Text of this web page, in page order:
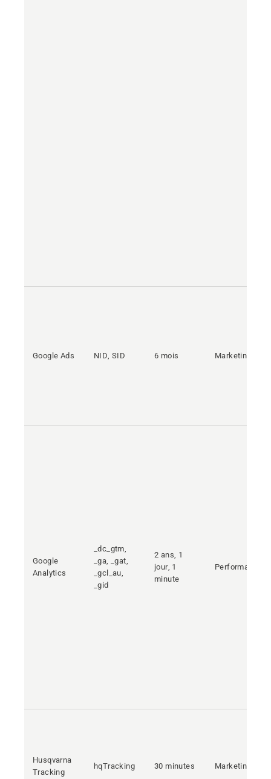
Google Ads NID, SID 6 mois Marketing
Google
Analytics
_dc_gtm,
_ga, _gat,
_gcl_au,
_gid
2 ans, 1
jour, 1
minute
Performances
Husqvarna
Tracking
hqTracking 30 minutes Marketing